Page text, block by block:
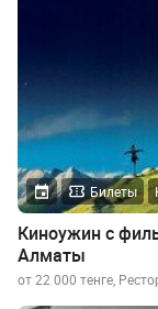
Билеты
Киноужин с
Алматы
от 22 000 тенге,